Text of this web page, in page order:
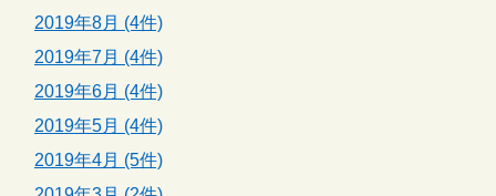
2019年8月 (4件)
2019年7月 (4件)
2019年6月 (4件)
2019年5月 (4件)
2019年4月 (5件)